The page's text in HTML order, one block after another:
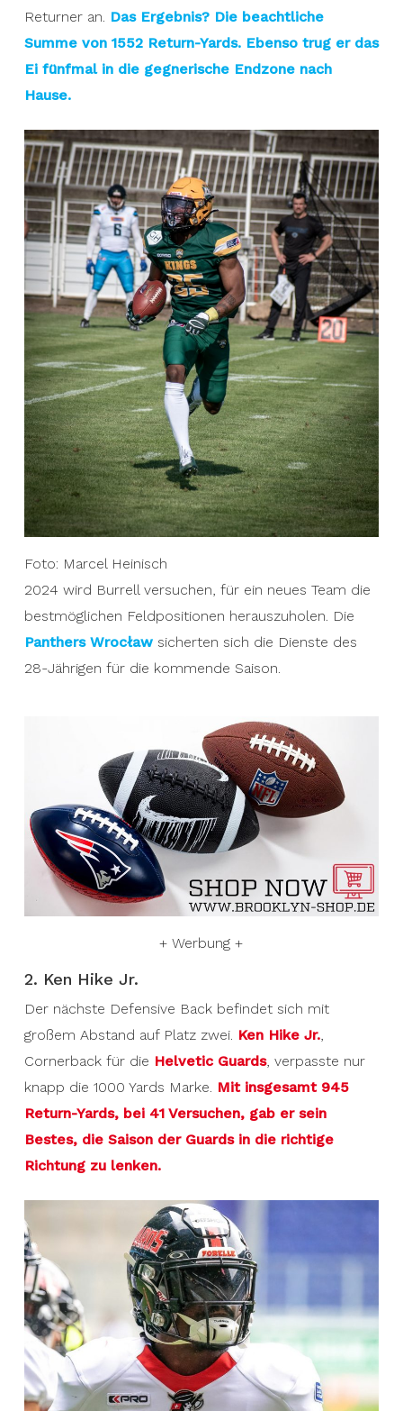
Returner an. Das Ergebnis? Die beachtliche
Summe von 1552 Return-Yards. Ebenso trug er das
Ei fünfmal in die gegnerische Endzone nach
Hause.
Foto: Marcel Heinisch
2024 wird Burrell versuchen, für ein neues Team die
bestmöglichen Feldpositionen herauszuholen. Die
Panthers Wrocławsicherten sich die Dienste des
28-Jährigen für die kommende Saison.
+ Werbung +
2. Ken Hike Jr.
Der nächste Defensive Back befindet sich mit
großem Abstand auf Platz zwei. Ken Hike Jr.,
Cornerback für die Helvetic Guards, verpasste nur
knapp die 1000 Yards Marke. Mit insgesamt 945
Return-Yards, bei 41 Versuchen, gab er sein
Bestes, die Saison der Guards in die richtige
Richtung zu lenken.